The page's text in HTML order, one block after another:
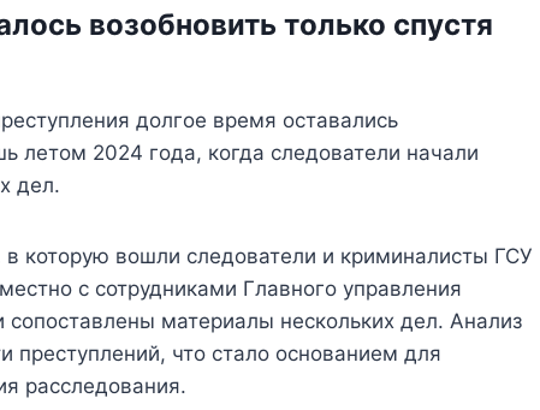
возобновить только спустя
долгое время оставались
летом 2024 года, когда следователи начали
дел.
которую вошли следователи и криминалисты ГСУ
с сотрудниками Главного управления
материалы нескольких дел. Анализ
преступлений, что стало основанием для
расследования.